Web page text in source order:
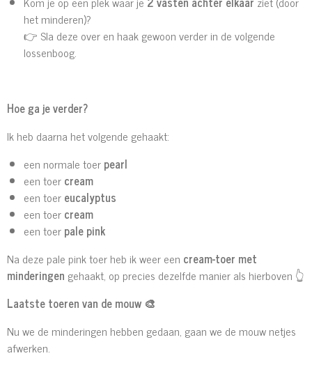
het minderen)?
👉 Sla deze over en haak gewoon verder in de volgende
lossenboog.
Hoe ga je verder?
Ik heb daarna het volgende gehaakt:
een normale toerpearl
een toercream
een toereucalyptus
een toercream
een toerpale pink
Na deze pale pink toer heb ik weer een cream-toer met
minderingen gehaakt, op precies dezelfde manier als hierboven 👆
Laatste toeren van de mouw 🎨
Nu we de minderingen hebben gedaan, gaan we de mouw netjes
afwerken.